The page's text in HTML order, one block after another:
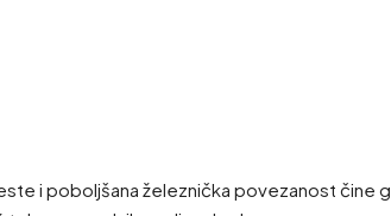
i poboljšana železnička povezanost čine